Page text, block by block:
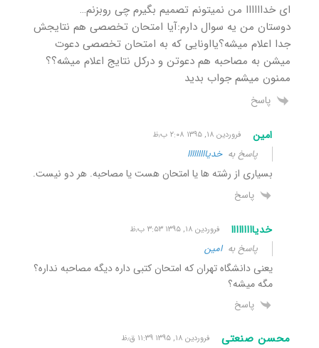
ای خداااااا من نمیتونم تصمیم بگیرم چی روبزنم…
دوستان من یه سوال دارم:آیا امتحان تخصصی هم نتایجش
جدا اعلام میشه؟یااونایی که به امتحان تخصصی دعوت
میشن به مصاحبه هم دعوتن و درکل نتایج اعلام میشه؟؟
ممنون میشم جواب بدید
پاسخ
امین فروردین ۱۸, ۱۳۹۵ ۲:۰۸ ب٫ظ
پاسخ بهخدیااااااااا
بسیاری از رشته ها یا امتحان هست یا مصاحبه. هر دو نیست.
پاسخ
خدیااااااااا فروردین ۱۸, ۱۳۹۵ ۳:۵۳ ب٫ظ
پاسخ بهامین
یعنی دانشگاه تهران که امتحان کتبی داره دیگه مصاحبه نداره؟
مگه میشه؟
پاسخ
محسن صنعتی فروردین ۱۸, ۱۳۹۵ ۱۱:۳۹ ق٫ظ